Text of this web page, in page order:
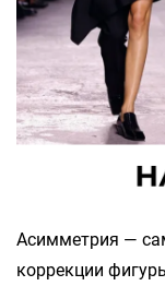
Асимметрия —
коррекции